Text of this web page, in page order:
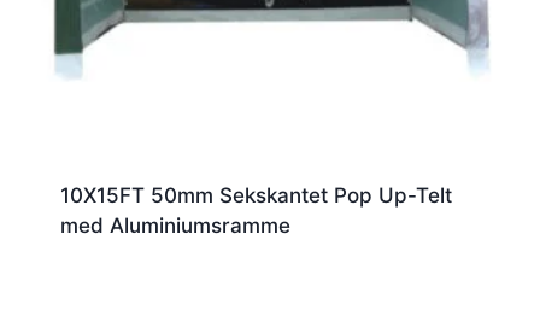
10X15FT 50mm Sekskantet Pop Up-Telt
med Aluminiumsramme